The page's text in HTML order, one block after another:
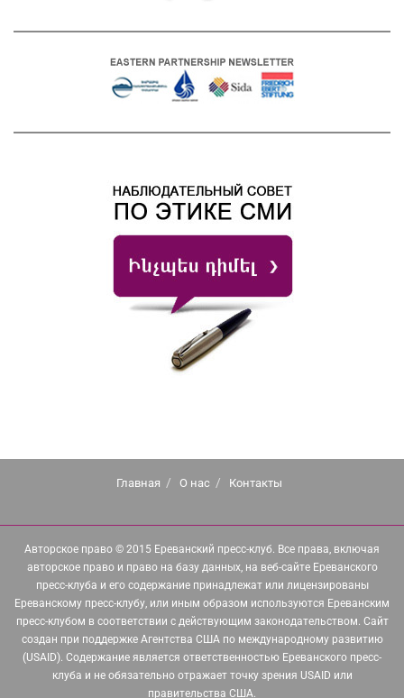
Главная О нас Контакты
Авторское право © 2015 Ереванский пресс-клуб. Все права, включая
авторское право и право на базу данных, на веб-сайте Ереванского
пресс-клуба и его содержание принадлежат или лицензированы
Ереванскому пресс-клубу, или иным образом используются Ереванским
пресс-клубом в соответствии с действующим законодательством. Сайт
создан при поддержке Агентства США по международному развитию
(USAID). Содержание является ответственностью Ереванского пресс-
клуба и не обязательно отражает точку зрения USAID или
правительства США.